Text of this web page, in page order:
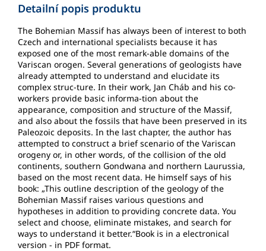
Detailní popis produktu
The Bohemian Massif has always been of interest to both
Czech and international specialists because it has
exposed one of the most remark-able domains of the
Variscan orogen. Several generations of geologists have
already attempted to understand and elucidate its
complex struc-ture. In their work, Jan Cháb and his co-
workers provide basic informa-tion about the
appearance, composition and structure of the Massif,
and also about the fossils that have been preserved in its
Paleozoic deposits. In the last chapter, the author has
attempted to construct a brief scenario of the Variscan
orogeny or, in other words, of the collision of the old
continents, southern Gondwana and northern Laurussia,
based on the most recent data. He himself says of his
book: „This outline description of the geology of the
Bohemian Massif raises various questions and
hypotheses in addition to providing concrete data. You
select and choose, eliminate mistakes, and search for
ways to understand it better.“Book is in a electronical
version - in PDF format.